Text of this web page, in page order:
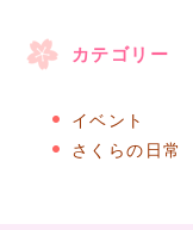
カテゴリー
イベント
さくらの日常